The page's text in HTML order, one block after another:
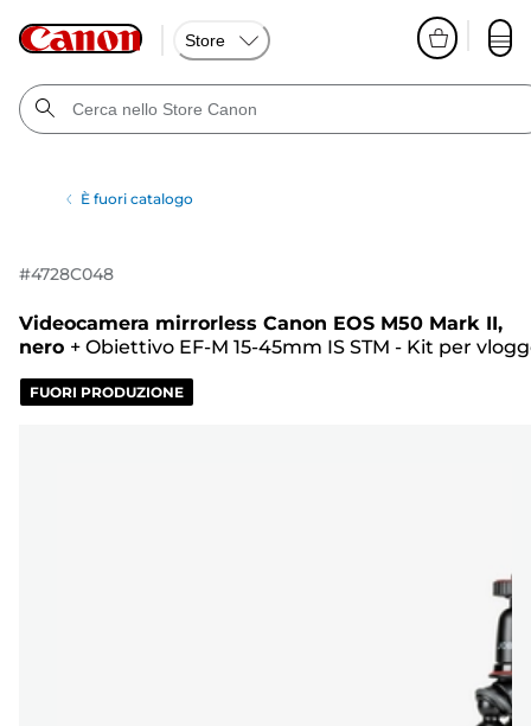
Store
È fuori catalogo
#4728C048
Videocamera mirrorless Canon EOS M50 Mark II,
nero + Obiettivo EF-M 15-45mm IS STM - Kit per
FUORI PRODUZIONE